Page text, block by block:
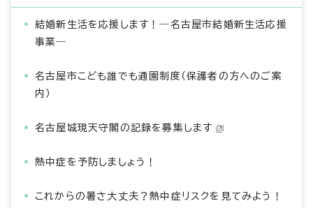
結婚新生活を応援します！―名古屋市結婚新生活応援
事業―
名古屋市こども誰でも通園制度（保護者の方へのご案
内）
名古屋城現天守閣の記録を募集します
熱中症を予防しましょう！
これからの暑さ大丈夫？熱中症リスクを見てみよう！